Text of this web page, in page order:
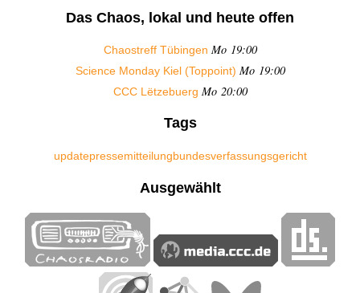
Das Chaos, lokal und heute offen
Chaostreff Tübingen Mo 19:00
Science Monday Kiel (Toppoint) Mo 19:00
CCC Lëtzebuerg Mo 20:00
Tags
updatepressemitteilungbundesverfassungsgericht
Ausgewählt